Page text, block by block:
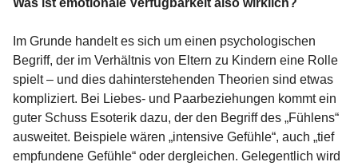
Was ist emotionale Verfügbarkeit also wirklich?
Im Grunde handelt es sich um einen psychologischen
Begriff, der im Verhältnis von Eltern zu Kindern eine Rolle
spielt – und dies dahinterstehenden Theorien sind etwas
kompliziert. Bei Liebes- und Paarbeziehungen kommt ein
guter Schuss Esoterik dazu, der den Begriff des „Fühlens“
ausweitet. Beispiele wären „intensive Gefühle“, auch „tief
empfundene Gefühle“ oder dergleichen. Gelegentlich wird